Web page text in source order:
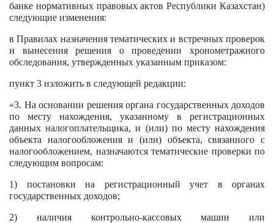
банке нормативных правовых актов Республики Казахстан)
следующие изменения:
в Правилах назначения тематических и встречных проверок
и вынесения решения о проведении хронометражного
обследования, утвержденных указанным приказом:
пункт 3 изложить в следующей редакции:
«3. На основании решения органа государственных доходов
по месту нахождения, указанному в регистрационных
данных налогоплательщика, и (или) по месту нахождения
объекта налогообложения и (или) объекта, связанного с
налогообложением, назначаются тематические проверки по
следующим вопросам:
1) постановки на регистрационный учет в органах
государственных доходов;
2) наличия контрольно-кассовых машин или